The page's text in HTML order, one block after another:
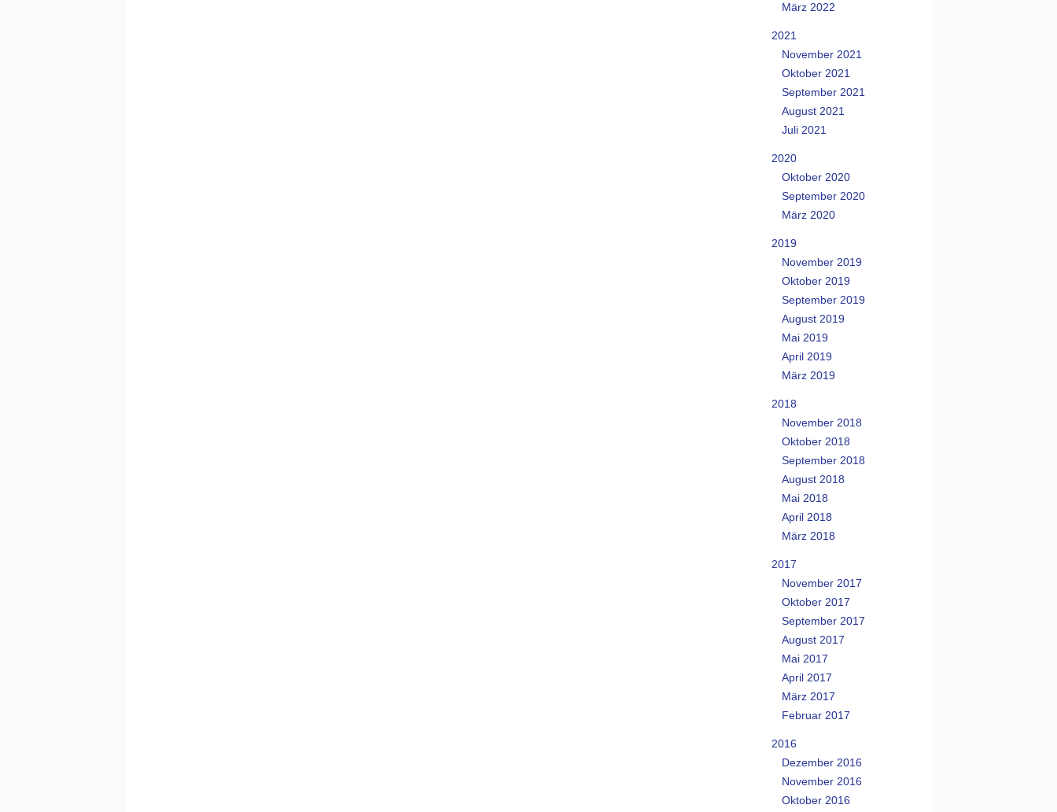
März 2022
2021
November 2021
Oktober 2021
September 2021
August 2021
Juli 2021
2020
Oktober 2020
September 2020
März 2020
2019
November 2019
Oktober 2019
September 2019
August 2019
Mai 2019
April 2019
März 2019
2018
November 2018
Oktober 2018
September 2018
August 2018
Mai 2018
April 2018
März 2018
2017
November 2017
Oktober 2017
September 2017
August 2017
Mai 2017
April 2017
März 2017
Februar 2017
2016
Dezember 2016
November 2016
Oktober 2016